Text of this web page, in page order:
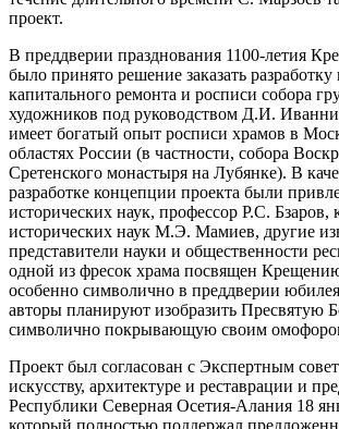
проект.
В преддверии празднования 1100-летия
было принято решение заказать разработку
капитального ремонта и росписи собора
художников под руководством Д.И.
имеет богатый опыт росписи храмов в
областях России (в частности, собора
Сретенского монастыря на Лубянке). В
разработке концепции проекта были
исторических наук, профессор Р.С. Бзаров,
исторических наук М.Э. Мамиев, другие
представители науки и общественности
одной из фресок храма посвящен
особенно символично в преддверии
авторы планируют изобразить Пресвятую
символично покрывающую своим
Проект был согласован с Экспертным
искусству, архитектуре и реставрации и
Республики Северная Осетия-Алания 18
который полностью поддержал